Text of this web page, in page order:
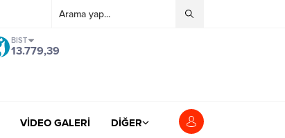
BIST
13.779,39
VİDEO GALERİ DİĞER